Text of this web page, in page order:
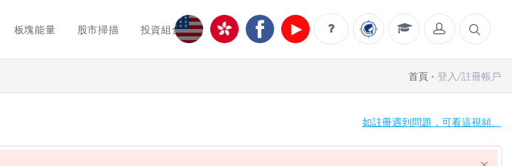
板塊能量 股市掃描 投資組合
首頁 登入/註冊帳戶
如註冊遇到問題，可看這視頻。